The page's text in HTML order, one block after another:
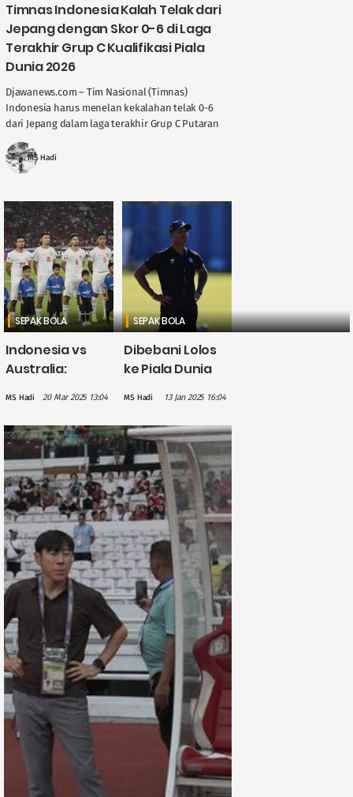
Timnas Indonesia Kalah Telak dari
Jepang dengan Skor 0-6 di Laga
Terakhir Grup C Kualifikasi Piala
Dunia 2026
Djawanews.com – Tim Nasional (Timnas)
Indonesia harus menelan kekalahan telak 0-6
dari Jepang dalam laga terakhir Grup C Putaran
Ketiga Kualifikasi Piala Dunia 2026 di Stadion
Suita, Selasa, 11 ....
MS Hadi
SEPAK BOLA
Indonesia vs
Australia:
Bakal Terulang?
MS Hadi 20 Mar 2025 13:04
SEPAK BOLA
Dibebani Lolos
ke Piala Dunia
Kluivert: Aku
Suka Tekanan
MS Hadi 13 Jan 2025 16:04